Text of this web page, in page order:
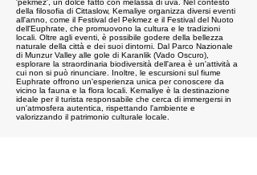
'pekmez', un dolce fatto con melassa di uva. Nel contesto
della filosofia di Cittaslow, Kemaliye organizza diversi eventi
all'anno, come il Festival del Pekmez e il Festival del Nuoto
dell'Euphrate, che promuovono la cultura e le tradizioni
locali. Oltre agli eventi, è possibile godere della bellezza
naturale della città e dei suoi dintorni. Dal Parco Nazionale
di Munzur Valley alle gole di Karanlik (Vado Oscuro),
esplorare la straordinaria biodiversità dell'area è un'attività a
cui non si può rinunciare. Inoltre, le escursioni sul fiume
Euphrate offrono un'esperienza unica per conoscere da
vicino la fauna e la flora locali. Kemaliye è la destinazione
ideale per il turista responsabile che cerca di immergersi in
un'atmosfera autentica, rispettando l'ambiente e
valorizzando il patrimonio culturale locale.